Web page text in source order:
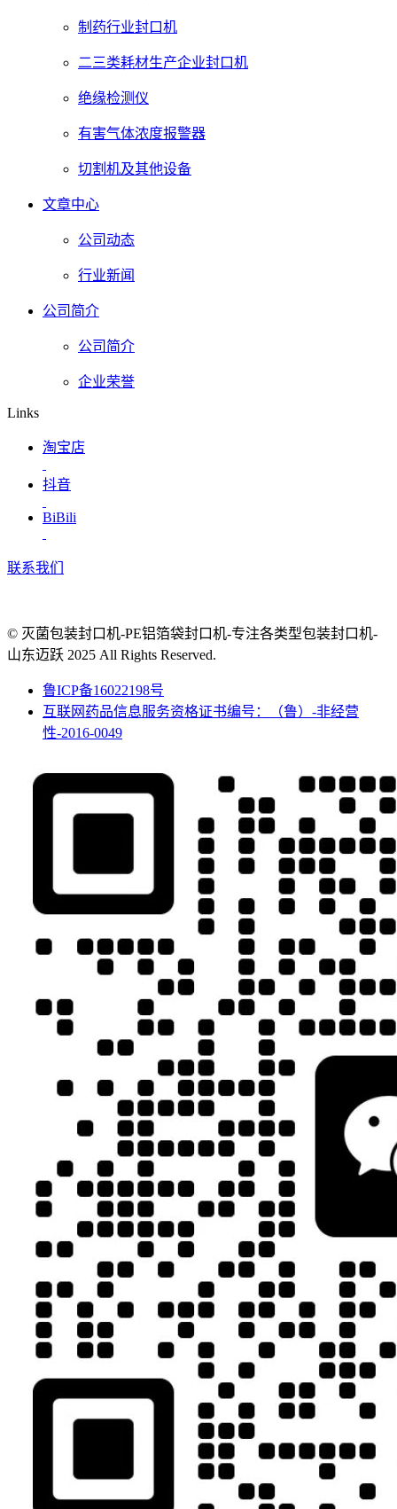
制药行业封口机
二三类耗材生产企业封口机
绝缘检测仪
有害气体浓度报警器
切割机及其他设备
文章中心
公司动态
行业新闻
公司简介
公司简介
企业荣誉
Links
淘宝店
抖音
BiBili
联系我们
© 灭菌包装封口机-PE铝箔袋封口机-专注各类型包装封口机-
山东迈跃 2025 All Rights Reserved.
鲁ICP备16022198号
互联网药品信息服务资格证书编号：（鲁）-非经营
性-2016-0049